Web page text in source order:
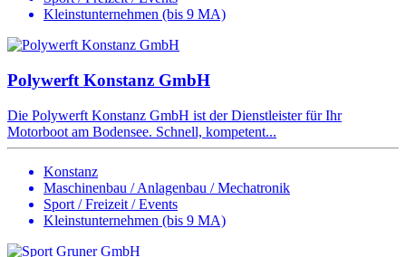
Kleinstunternehmen (bis 9 MA)
Polywerft Konstanz GmbH
Die Polywerft Konstanz GmbH ist der Dienstleister für Ihr
Motorboot am Bodensee. Schnell, kompetent...
Konstanz
Maschinenbau / Anlagenbau / Mechatronik
Sport / Freizeit / Events
Kleinstunternehmen (bis 9 MA)